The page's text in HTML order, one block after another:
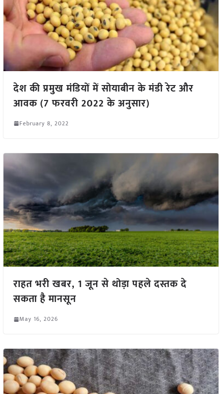
देश की प्रमुख मंडियों में सोयाबीन के मंडी रेट और
आवक (7 फरवरी 2022 के अनुसार)
February 8, 2022
राहत भरी खबर, 1 जून से थोड़ा पहले दस्तक दे
सकता है मानसून
May 16, 2026